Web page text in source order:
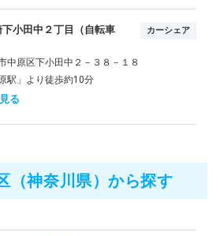
下小田中２丁目（自転車
カーシェア
中原区下小田中２－３８－１８
駅」より徒歩約10分
る
（神奈川県）から探す